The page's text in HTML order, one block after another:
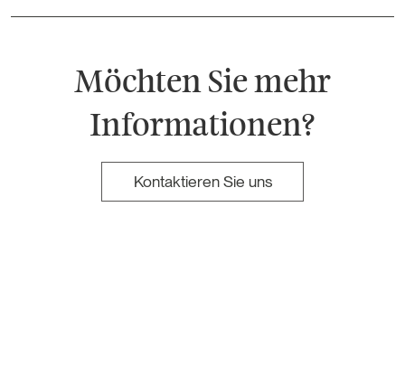
Möchten Sie mehr
Informationen?
Kontaktieren Sie uns